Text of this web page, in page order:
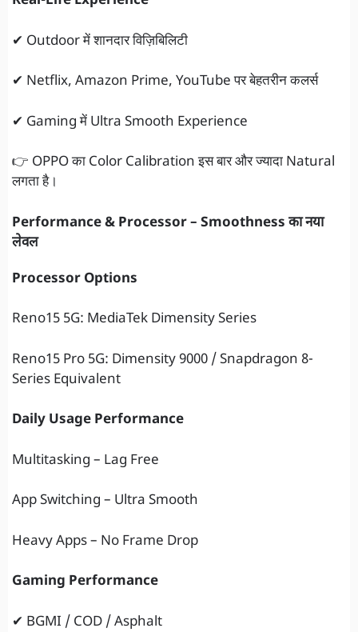
✔ Outdoor में शानदार विज़िबिलिटी
✔ Netflix, Amazon Prime, YouTube पर बेहतरीन कलर्स
✔ Gaming में Ultra Smooth Experience
👉 OPPO का Color Calibration इस बार और ज्यादा Natural
लगता है।
Performance & Processor – Smoothness का नया
लेवल
Processor Options
Reno15 5G: MediaTek Dimensity Series
Reno15 Pro 5G: Dimensity 9000 / Snapdragon 8-
Series Equivalent
Daily Usage Performance
Multitasking – Lag Free
App Switching – Ultra Smooth
Heavy Apps – No Frame Drop
Gaming Performance
✔ BGMI / COD / Asphalt